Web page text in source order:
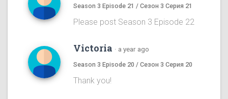
Season 3 Episode 21 / Сезон 3 Серия 21
Please post Season 3 Episode 22
Victoria · a year ago
Season 3 Episode 20 / Сезон 3 Серия 20
Thank you!